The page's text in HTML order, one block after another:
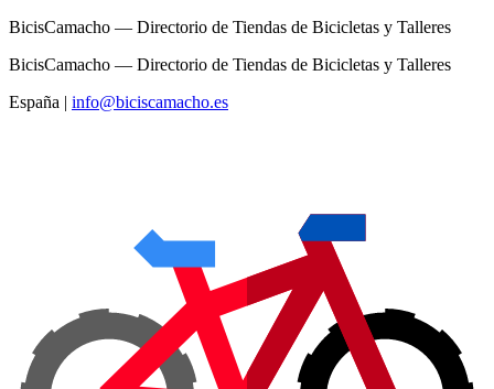
BicisCamacho — Directorio de Tiendas de Bicicletas y Talleres
BicisCamacho — Directorio de Tiendas de Bicicletas y Talleres
España | info@biciscamacho.es